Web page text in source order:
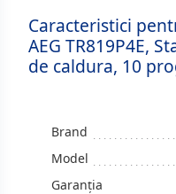
Caracteristici
AEG TR819P4E,
de caldura, 10
Brand
Model
Garanția